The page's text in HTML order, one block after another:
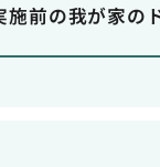
施前の我が家の